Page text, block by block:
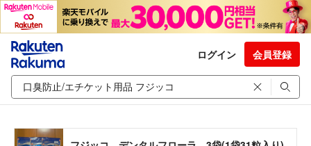
ログイン 会員登録